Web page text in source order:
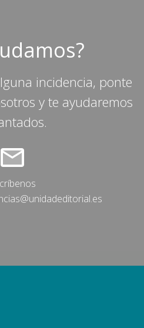
incidencia, ponte
y te ayudaremos